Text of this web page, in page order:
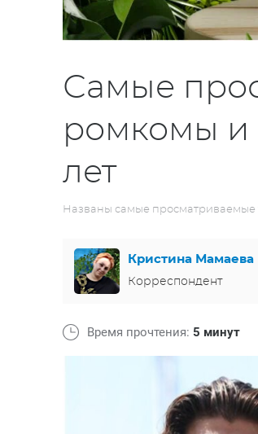
Самые
ромкомы и
лет
Названы самые просматриваемые
Кристина Мамаева
Корреспондент
Время прочтения: 5 минут